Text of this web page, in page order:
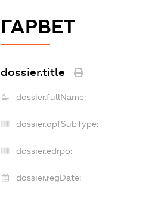
ГАРВЕТ
dossier.title
dossier.fullName:
dossier.opfSubType:
dossier.edrpo:
dossier.regDate: